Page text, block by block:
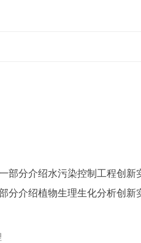
部分介绍水污染控制工程创
分介绍植物生理生化分析创